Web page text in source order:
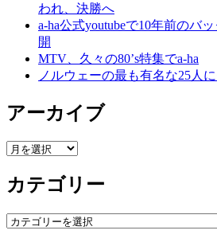
われ、決勝へ
a-ha公式youtubeで10年前のバ
開
MTV、久々の80’s特集でa-ha
ノルウェーの最も有名な25人
アーカイブ
ア
カ
イ
ブ
カテゴリー
カ